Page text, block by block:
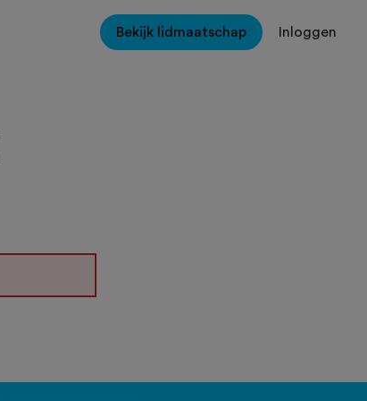
Bekijk lidmaatschap Inloggen